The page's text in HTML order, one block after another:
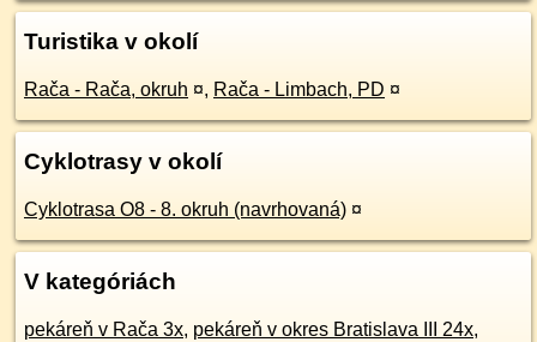
Turistika v okolí
Rača - Rača, okruh ¤, Rača - Limbach, PD ¤
Cyklotrasy v okolí
Cyklotrasa O8 - 8. okruh (navrhovaná) ¤
V kategóriách
pekáreň v Rača 3x, pekáreň v okres Bratislava III 24x,